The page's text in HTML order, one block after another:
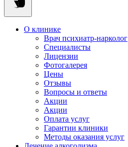
О клинике
Врач психиатр-нарколог
Специалисты
Лицензии
Фотогалерея
Цены
Отзывы
Вопросы и ответы
Акции
Акции
Оплата услуг
Гарантии клиники
Методы оказания услуг